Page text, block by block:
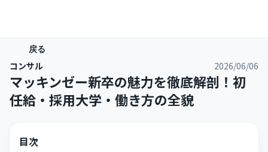
戻る
コンサル 2026/06/06
マッキンゼー新卒の魅力を徹底解剖！初
任給・採用大学・働き方の全貌
目次